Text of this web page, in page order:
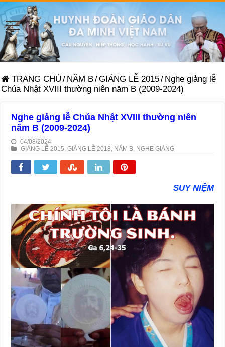
TRANG CHỦ / NĂM B/GIẢNG LỄ 2015/ Nghe giảng lễ
Chúa Nhật XVIII thường niên năm B (2009-2024)
Nghe giảng lễ Chúa Nhật XVIII thường niên
năm B (2009-2024)
04/08/2024
GIẢNG LỄ 2015 ,GIẢNG LỄ 2018 NĂM B NGHE GIẢNG
SUY NIỆM